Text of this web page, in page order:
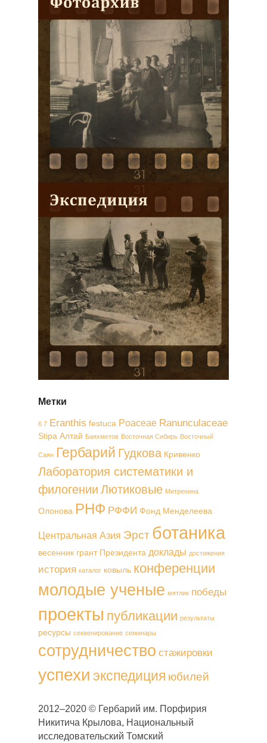
Метки
6 7 Eranthis festuca Poaceae Ranunculaceae
Stipa Алтай Баяхметов Восточная Сибирь Восточный
Саян Гербарий Гудкова Кривенко
Лаборатория систематики и
филогении Лютиковые Митренина
Олонова РНФ РФФИ Фонд Менделеева
Центральная Азия Эрст ботаника
весенник грант Президента доклады достижения
история каталог ковыль конференции
молодые ученые мятлик победы
проекты публикации результаты
ресурсы секвенирование семинары
сотрудничество стажировки
успехи экспедиция юбилей
2012–2020 © Гербарий им. Порфирия
Никитича Крылова, Национальный
исследовательский Томский